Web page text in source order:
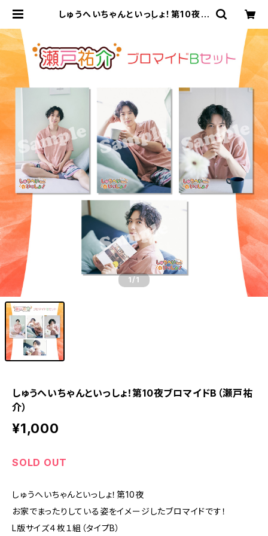
しゅうへいちゃんといっしょ！第10夜ブ
1 /1
しゅうへいちゃんといっしょ！第10夜ブロマイドB（瀬戸祐
介）
¥1,000
SOLD OUT
しゅうへいちゃんといっしょ！第10夜
お家でまったりしている姿をイメージしたブロマイドです！
L版サイズ４枚１組（タイプB）